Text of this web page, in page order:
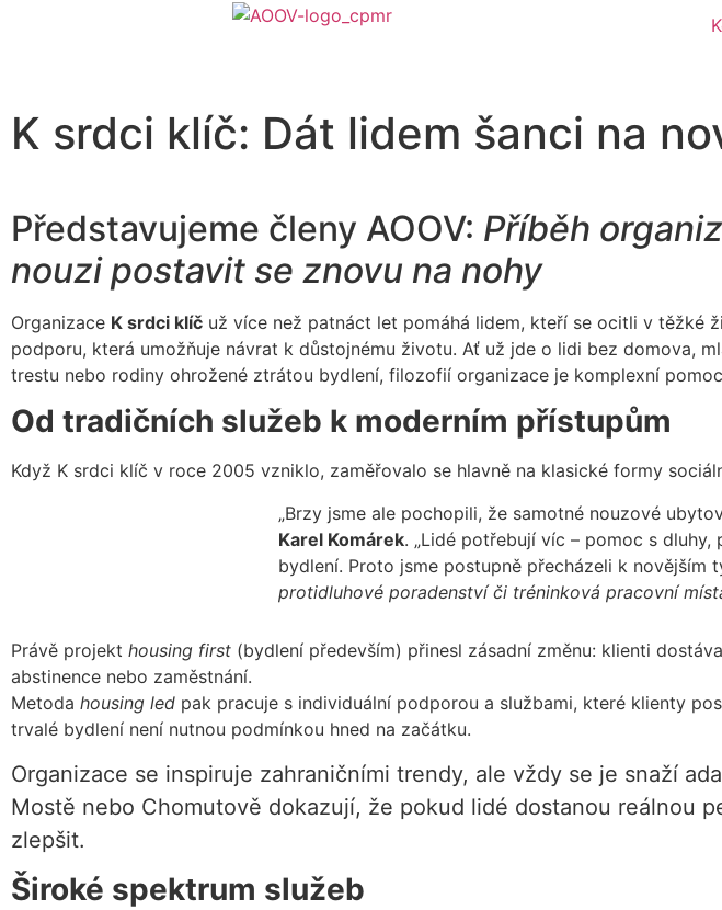
K srdci klíč: Dát lidem šanci na
Představujeme členy AOOV: Příběh
nouzi postavit se znovu na nohy
Organizace K srdci klíč už více než patnáct let pomáhá lidem, kteří se ocitli v těžké
podporu, která umožňuje návrat k důstojnému životu. Ať už jde o lidi bez domova,
trestu nebo rodiny ohrožené ztrátou bydlení, filozofií organizace je komplexní
Od tradičních služeb k moderním přístupům
Když K srdci klíč v roce 2005 vzniklo, zaměřovalo se hlavně na klasické formy
„Brzy jsme ale pochopili, že samotné nouzové
Karel Komárek. „Lidé potřebují víc – pomoc s
bydlení. Proto jsme postupně přecházeli k novějším
protidluhové poradenství či tréninková pracovní
Právě projekt housing first (bydlení především) přinesl zásadní změnu: klienti
abstinence nebo zaměstnání.
Metoda housing led pak pracuje s individuální podporou a službami, které klienty
trvalé bydlení není nutnou podmínkou hned na začátku.
Organizace se inspiruje zahraničními trendy, ale vždy se je snaží
Mostě nebo Chomutově dokazují, že pokud lidé dostanou reálnou
zlepšit.
Široké spektrum služeb